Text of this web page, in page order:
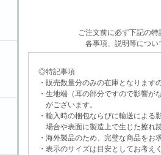
ご注文前に必ず下記の
各事項、説明等につい
◎特記事項
・販売数量分のみの在庫となります
・生地端（耳の部分ですので影響が
がございます。
・輸入時の梱包ならびに輸送による
場合や表面に製造上で生じた擦れ
・海外製品のため、完璧な商品をお
・表示のサイズは目安としてお考え